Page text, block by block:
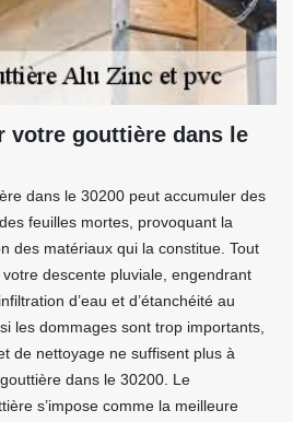
votre gouttière dans le
dans le 30200 peut accumuler des
feuilles mortes, provoquant la
des matériaux qui la constitue. Tout
descente pluviale, engendrant
d’eau et d’étanchéité au
les dommages sont trop importants,
de nettoyage ne suffisent plus à
dans le 30200. Le
s’impose comme la meilleure